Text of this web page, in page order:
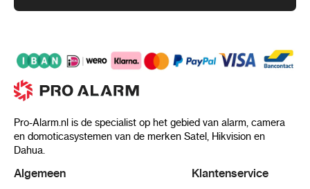
Pro-Alarm.nl is de specialist op het gebied van alarm, camera
en domoticasystemen van de merken Satel, Hikvision en
Dahua.
Algemeen Klantenservice